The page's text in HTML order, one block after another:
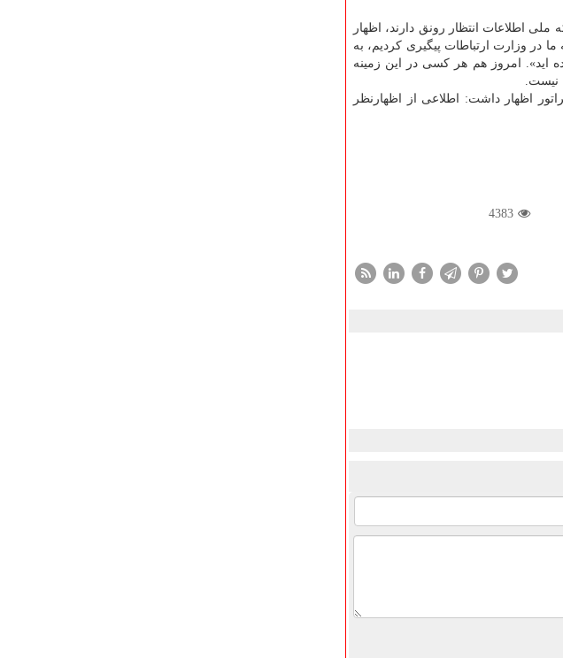
ملی اطلاعات انتظار رونق دارند، اظهار
در وزارت ارتباطات پیگیری كردیم، به
اید». امروز هم هر كسی در این زمینه
نیست.
اظهار داشت: اطلاعی از اظهارنظر
4383